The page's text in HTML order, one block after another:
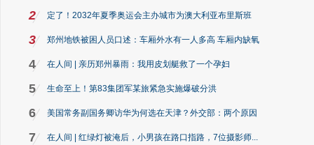
2 定了！2032年夏季奥运会主办城市为澳大利亚布里斯班
3 郑州地铁被困人员口述：车厢外水有一人多高 车厢内缺氧
4 在人间 | 亲历郑州暴雨：我用皮划艇救了一个孕妇
5 生命至上！第83集团军某旅紧急实施爆破分洪
6 美国常务副国务卿访华为何选在天津？外交部：两个原因
7 在人间 | 红绿灯被淹后，小男孩在路口指路，7位摄影师...